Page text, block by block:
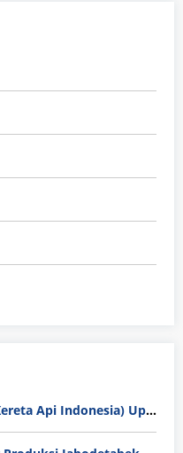
Gaji Karyawan PT KAI (Kereta Api Indonesia) Update 2025